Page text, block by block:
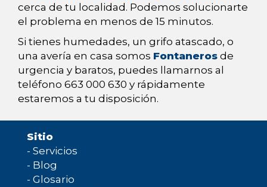
cerca de tu localidad. Podemos solucionarte
el problema en menos de 15 minutos.
Si tienes humedades, un grifo atascado, o
una avería en casa somos Fontaneros de
urgencia y baratos, puedes llamarnos al
teléfono 663 000 630 y rápidamente
estaremos a tu disposición.
Sitio
- Servicios
- Blog
- Glosario